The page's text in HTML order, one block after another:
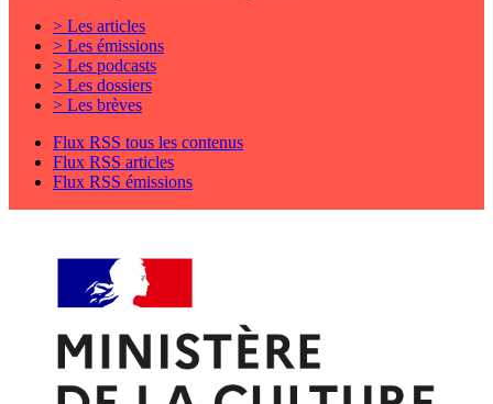
> Les articles
> Les émissions
> Les podcasts
> Les dossiers
> Les brèves
Flux RSS tous les contenus
Flux RSS articles
Flux RSS émissions